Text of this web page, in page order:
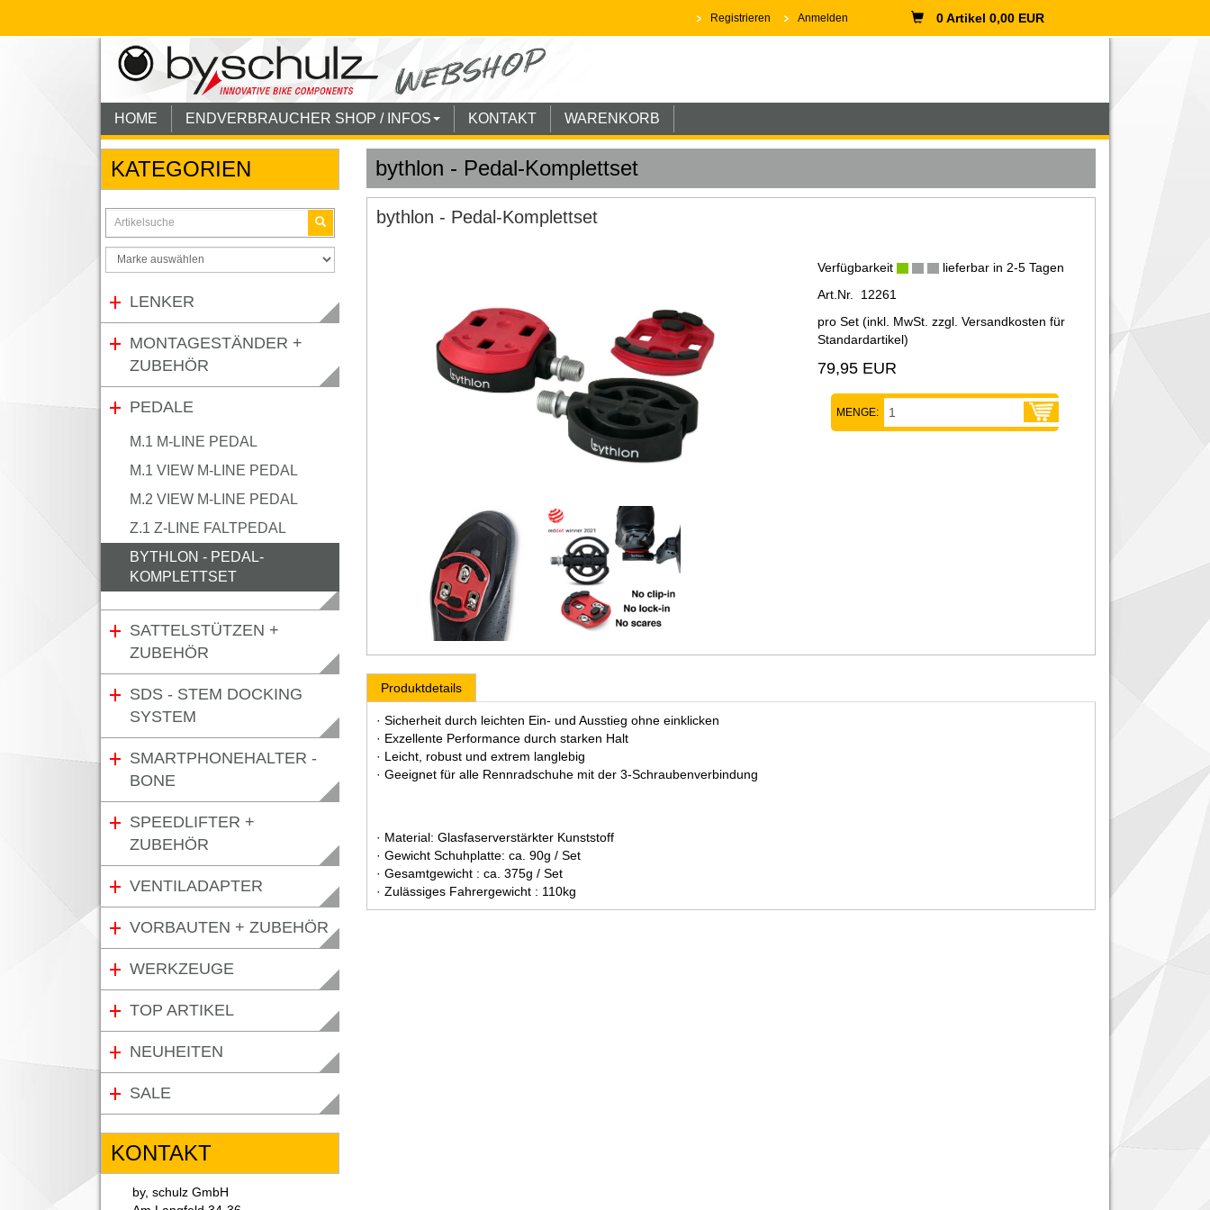
Registrieren Anmelden 0 Artikel 0,00 EUR
HOME ENDVERBRAUCHER SHOP / INFOS KONTAKT WARENKORB
KATEGORIEN
LENKER
MONTAGESTÄNDER +
ZUBEHÖR
PEDALE
M.1 M-LINE PEDAL
M.1 VIEW M-LINE PEDAL
M.2 VIEW M-LINE PEDAL
Z.1 Z-LINE FALTPEDAL
BYTHLON - PEDAL-
KOMPLETTSET
SATTELSTÜTZEN +
ZUBEHÖR
SDS - STEM DOCKING
SYSTEM
SMARTPHONEHALTER -
BONE
SPEEDLIFTER +
ZUBEHÖR
VENTILADAPTER
VORBAUTEN + ZUBEHÖR
WERKZEUGE
TOP ARTIKEL
NEUHEITEN
SALE
KONTAKT
by, schulz GmbH
bythlon - Pedal-Komplettset
bythlon - Pedal-Komplettset
Verfügbarkeit
lieferbar in 2-5 Tagen
Art.Nr. 12261
pro Set (inkl. MwSt. zzgl. Versandkosten für
Standardartikel)
79,95 EUR
MENGE:
Produktdetails
· Sicherheit durch leichten Ein- und Ausstieg ohne einklicken
· Exzellente Performance durch starken Halt
· Leicht, robust und extrem langlebig
· Geeignet für alle Rennradschuhe mit der 3-Schraubenverbindung
· Material: Glasfaserverstärkter Kunststoff
· Gewicht Schuhplatte: ca. 90g / Set
· Gesamtgewicht : ca. 375g / Set
· Zulässiges Fahrergewicht : 110kg